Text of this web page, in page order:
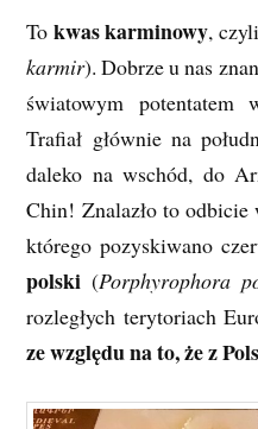
To kwas karminowy,
karmir). Dobrze u nas
światowym
Trafiał głównie na
daleko na wschód, do
Chin! Znalazło to odbicie
którego pozyskiwano
polski (Porphyrophora
rozległych terytoriach
ze względu na to, że z